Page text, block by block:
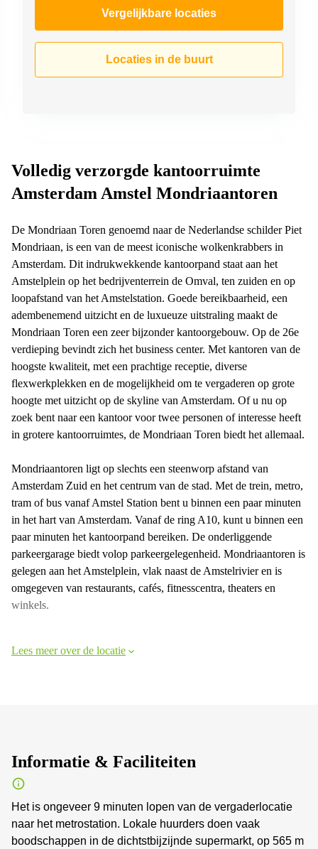
Vergelijkbare locaties
Locaties in de buurt
Volledig verzorgde kantoorruimte
Amsterdam Amstel Mondriaantoren
De Mondriaan Toren genoemd naar de Nederlandse schilder Piet
Mondriaan, is een van de meest iconische wolkenkrabbers in
Amsterdam. Dit indrukwekkende kantoorpand staat aan het
Amstelplein op het bedrijventerrein de Omval, ten zuiden en op
loopafstand van het Amstelstation. Goede bereikbaarheid, een
adembenemend uitzicht en de luxueuze uitstraling maakt de
Mondriaan Toren een zeer bijzonder kantoorgebouw. Op de 26e
verdieping bevindt zich het business center. Met kantoren van de
hoogste kwaliteit, met een prachtige receptie, diverse
flexwerkplekken en de mogelijkheid om te vergaderen op grote
hoogte met uitzicht op de skyline van Amsterdam. Of u nu op
zoek bent naar een kantoor voor twee personen of interesse heeft
in grotere kantoorruimtes, de Mondriaan Toren biedt het allemaal.
Mondriaantoren ligt op slechts een steenworp afstand van
Amsterdam Zuid en het centrum van de stad. Met de trein, metro,
tram of bus vanaf Amstel Station bent u binnen een paar minuten
in het hart van Amsterdam. Vanaf de ring A10, kunt u binnen een
paar minuten het kantoorpand bereiken. De onderliggende
parkeergarage biedt volop parkeergelegenheid. Mondriaantoren is
gelegen aan het Amstelplein, vlak naast de Amstelrivier en is
omgegeven van restaurants, cafés, fitnesscentra, theaters en
winkels.
Lees meer over de locatie
Informatie & Faciliteiten
Het is ongeveer 9 minuten lopen van de vergaderlocatie
naar het metrostation. Lokale huurders doen vaak
boodschappen in de dichtstbijzijnde supermarkt, op 565 m